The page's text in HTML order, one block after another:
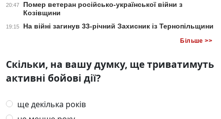
20:47
Помер ветеран російсько-української війни з
Козівщини
19:15 На війні загинув 33-річний Захисник із Тернопільщини
Більше >>
Скільки, на вашу думку, ще триватимуть
активні бойові дії?
ще декілька років